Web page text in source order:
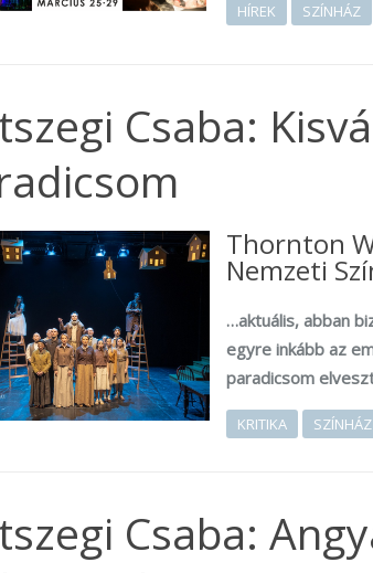
HÍREK SZÍNHÁZ
Csaba:
Thornton
Nemzeti
…aktuális, abban
egyre inkább az
paradicsom
KRITIKA SZÍNHÁZ
Csaba: